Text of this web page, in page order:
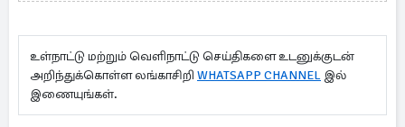
உள்நாட்டு மற்றும் வெளிநாட்டு செய்திகளை உடனுக்குடன்
அறிந்துக்கொள்ள லங்காசிறி WHATSAPP CHANNEL இல்
இணையுங்கள்.